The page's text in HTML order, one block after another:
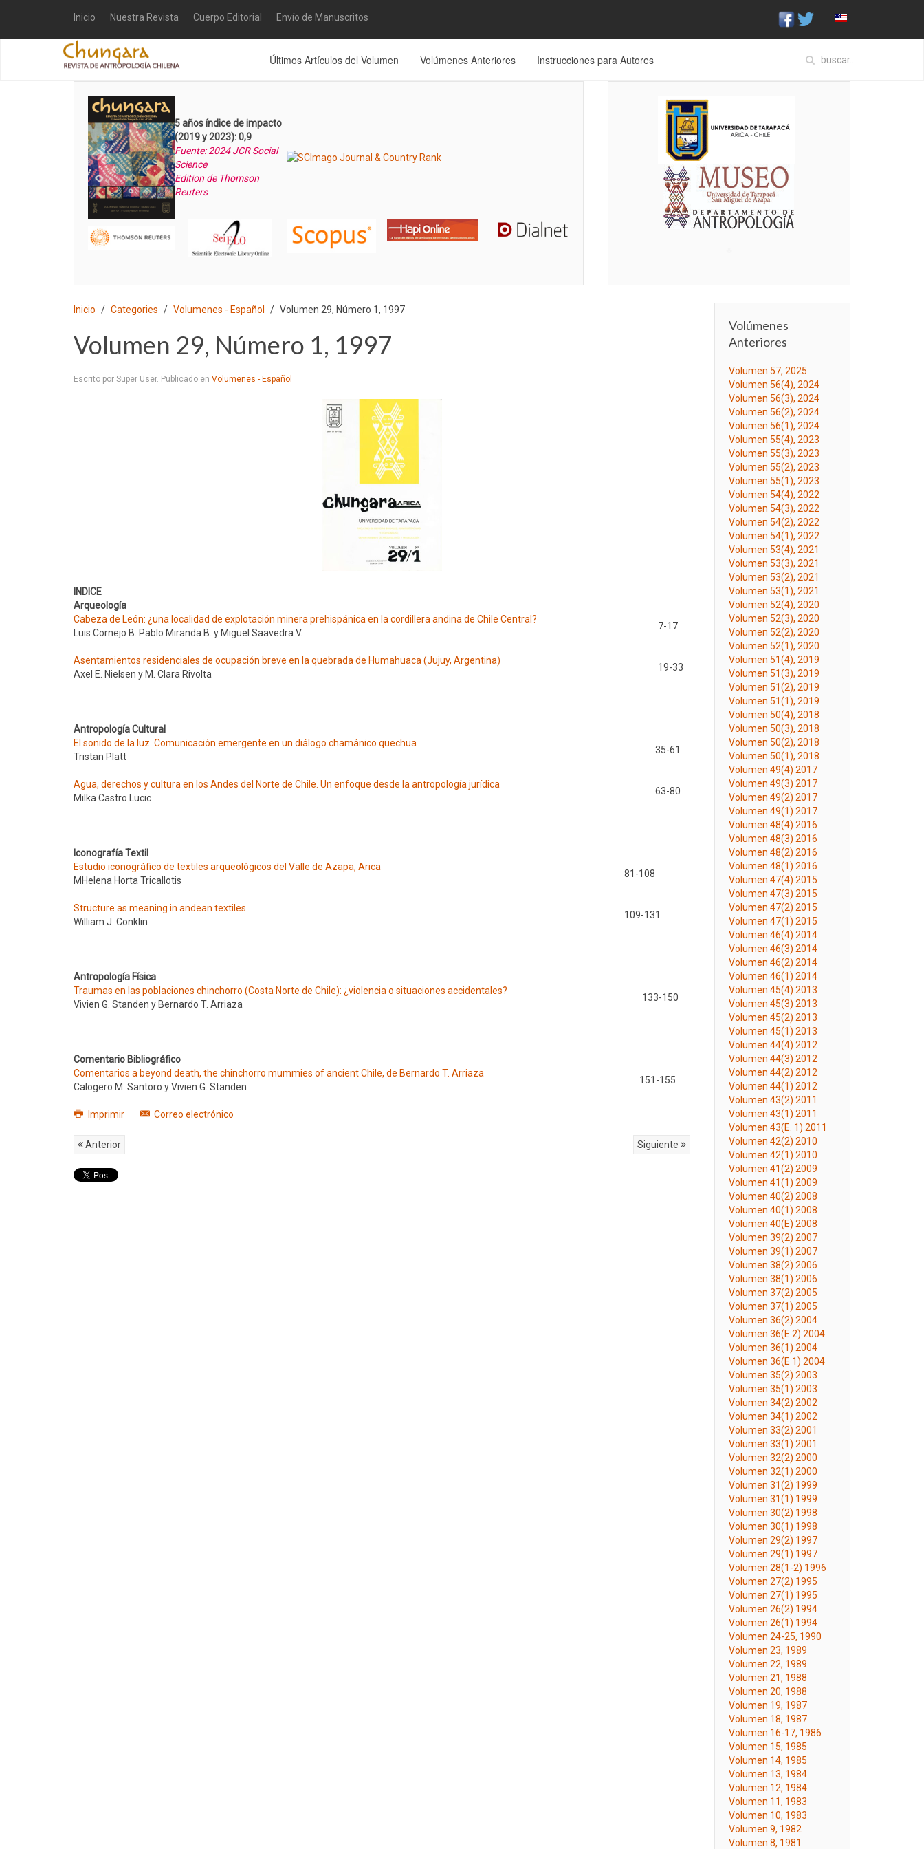
Inicio Nuestra Revista Cuerpo Editorial Envío de Manuscritos
Últimos Artículos del Volumen Volúmenes Anteriores Instrucciones para Autores
5 años índice de impacto
(2019 y 2023): 0,9
Fuente: 2024 JCR Social
Science
Edition de Thomson
Reuters
Inicio Categories Volumenes - Español Volumen 29, Número 1, 1997
Volumen 29, Número 1, 1997
Escrito por Super User. Publicado en Volumenes - Español
INDICE
Arqueología
Cabeza de León: ¿una localidad de explotación minera prehispánica en la cordillera andina de Chile Central?
7-17
Luis Cornejo B. Pablo Miranda B. y Miguel Saavedra V.
Asentamientos residenciales de ocupación breve en la quebrada de Humahuaca (Jujuy, Argentina)
19-33
Axel E. Nielsen y M. Clara Rivolta
Antropología Cultural
El sonido de la luz. Comunicación emergente en un diálogo chamánico quechua
35-61
Tristan Platt
Agua, derechos y cultura en los Andes del Norte de Chile. Un enfoque desde la antropología jurídica
63-80
Milka Castro Lucic
Iconografía Textil
Estudio iconográfico de textiles arqueológicos del Valle de Azapa, Arica
81-108
MHelena Horta Tricallotis
Structure as meaning in andean textiles
109-131
William J. Conklin
Antropología Física
Traumas en las poblaciones chinchorro (Costa Norte de Chile): ¿violencia o situaciones accidentales?
133-150
Vivien G. Standen y Bernardo T. Arriaza
Comentario Bibliográfico
Comentarios a beyond death, the chinchorro mummies of ancient Chile, de Bernardo T. Arriaza
151-155
Calogero M. Santoro y Vivien G. Standen
Imprimir Correo electrónico
Anterior Siguiente
Volúmenes
Anteriores
Volumen 57, 2025
Volumen 56(4), 2024
Volumen 56(3), 2024
Volumen 56(2), 2024
Volumen 56(1), 2024
Volumen 55(4), 2023
Volumen 55(3), 2023
Volumen 55(2), 2023
Volumen 55(1), 2023
Volumen 54(4), 2022
Volumen 54(3), 2022
Volumen 54(2), 2022
Volumen 54(1), 2022
Volumen 53(4), 2021
Volumen 53(3), 2021
Volumen 53(2), 2021
Volumen 53(1), 2021
Volumen 52(4), 2020
Volumen 52(3), 2020
Volumen 52(2), 2020
Volumen 52(1), 2020
Volumen 51(4), 2019
Volumen 51(3), 2019
Volumen 51(2), 2019
Volumen 51(1), 2019
Volumen 50(4), 2018
Volumen 50(3), 2018
Volumen 50(2), 2018
Volumen 50(1), 2018
Volumen 49(4) 2017
Volumen 49(3) 2017
Volumen 49(2) 2017
Volumen 49(1) 2017
Volumen 48(4) 2016
Volumen 48(3) 2016
Volumen 48(2) 2016
Volumen 48(1) 2016
Volumen 47(4) 2015
Volumen 47(3) 2015
Volumen 47(2) 2015
Volumen 47(1) 2015
Volumen 46(4) 2014
Volumen 46(3) 2014
Volumen 46(2) 2014
Volumen 46(1) 2014
Volumen 45(4) 2013
Volumen 45(3) 2013
Volumen 45(2) 2013
Volumen 45(1) 2013
Volumen 44(4) 2012
Volumen 44(3) 2012
Volumen 44(2) 2012
Volumen 44(1) 2012
Volumen 43(2) 2011
Volumen 43(1) 2011
Volumen 43(E. 1) 2011
Volumen 42(2) 2010
Volumen 42(1) 2010
Volumen 41(2) 2009
Volumen 41(1) 2009
Volumen 40(2) 2008
Volumen 40(1) 2008
Volumen 40(E) 2008
Volumen 39(2) 2007
Volumen 39(1) 2007
Volumen 38(2) 2006
Volumen 38(1) 2006
Volumen 37(2) 2005
Volumen 37(1) 2005
Volumen 36(2) 2004
Volumen 36(E 2) 2004
Volumen 36(1) 2004
Volumen 36(E 1) 2004
Volumen 35(2) 2003
Volumen 35(1) 2003
Volumen 34(2) 2002
Volumen 34(1) 2002
Volumen 33(2) 2001
Volumen 33(1) 2001
Volumen 32(2) 2000
Volumen 32(1) 2000
Volumen 31(2) 1999
Volumen 31(1) 1999
Volumen 30(2) 1998
Volumen 30(1) 1998
Volumen 29(2) 1997
Volumen 29(1) 1997
Volumen 28(1-2) 1996
Volumen 27(2) 1995
Volumen 27(1) 1995
Volumen 26(2) 1994
Volumen 26(1) 1994
Volumen 24-25, 1990
Volumen 23, 1989
Volumen 22, 1989
Volumen 21, 1988
Volumen 20, 1988
Volumen 19, 1987
Volumen 18, 1987
Volumen 16-17, 1986
Volumen 15, 1985
Volumen 14, 1985
Volumen 13, 1984
Volumen 12, 1984
Volumen 11, 1983
Volumen 10, 1983
Volumen 9, 1982
Volumen 8, 1981